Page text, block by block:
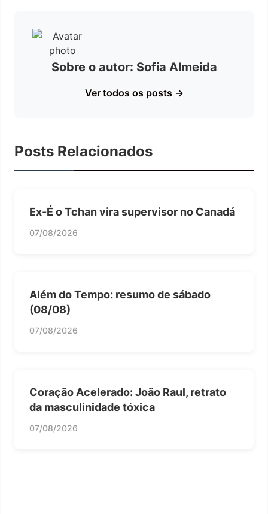
Sobre o autor: Sofia Almeida
Ver todos os posts →
Posts Relacionados
Ex-É o Tchan vira supervisor no Canadá
07/08/2026
Além do Tempo: resumo de sábado
(08/08)
07/08/2026
Coração Acelerado: João Raul, retrato
da masculinidade tóxica
07/08/2026